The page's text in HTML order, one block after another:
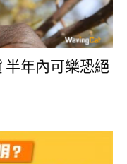
半年內可樂恐絕